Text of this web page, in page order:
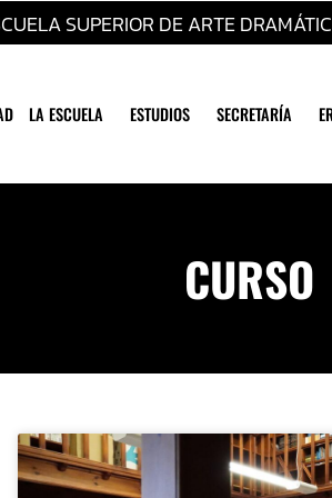
SUPERIOR DE ARTE
LA ESCUELA ESTUDIOS SECRETARÍA
CURSO